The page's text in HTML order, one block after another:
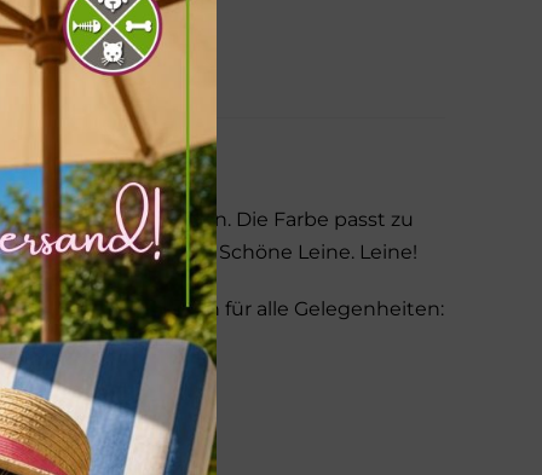
in jede Kollektion. Die Farbe passt zu
solide lange Leine. Schöne Leine. Leine!
Es gibt drei Längen für alle Gelegenheiten: